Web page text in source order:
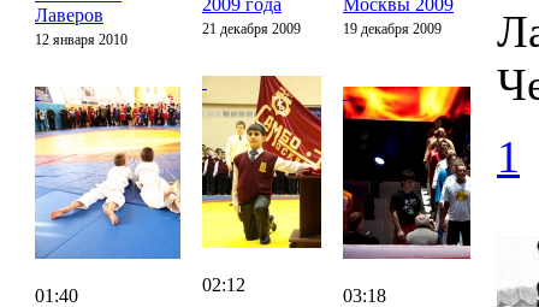
Лаверов
12 января 2010
21 декабря 2009 19 декабря 2009
01:40
02:12
03:18
1